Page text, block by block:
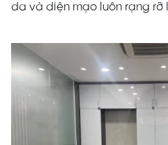
da và diện mạo luôn rạng rỡ